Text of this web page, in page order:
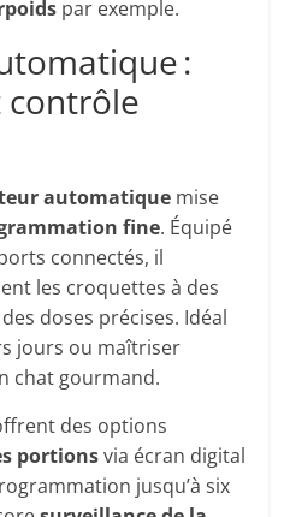
par exemple.
:
contrôle
automatique mise
fine. Équipé
connectés, il
les croquettes à des
doses précises. Idéal
jours ou maîtriser
chat gourmand.
des options
portionsvia écran digital
jusqu’à six